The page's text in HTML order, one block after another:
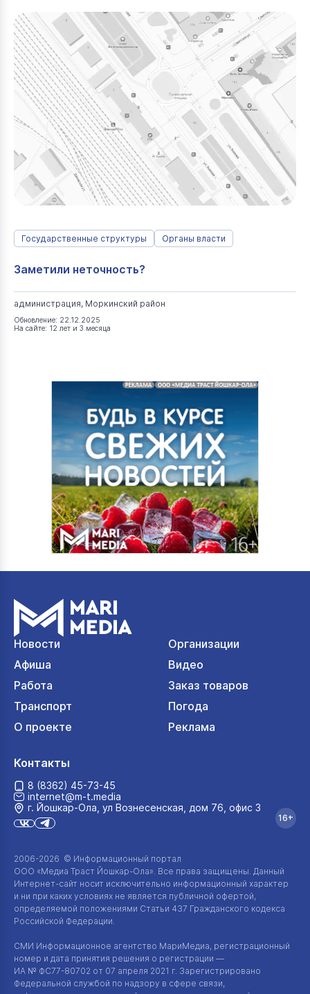
Государственные структуры Органы власти
Заметили неточность?
администрация, Моркинский район
Обновление: 22.12.2025
На сайте: 12 лет и 3 месяца
Новости
Организации
Афиша
Видео
Работа
Заказ товаров
Транспорт
Погода
О проекте
Реклама
2006-2026 © Информационный портал
ООО «Медиа Траст Йошкар-Ола». Все права защищены. Данный
Интернет-сайт носит исключительно информационный характер
и ни при каких условиях не является публичной офертой,
определяемой положениями Статьи 437 Гражданского кодекса
Российской Федерации.
СМИ Информационное агентство МариМедиа, регистрационный
номер и дата принятия решения о регистрации —
ИА № ФС77-80702 от 07 апреля 2021 г. Зарегистрировано
Федеральной службой по надзору в сфере связи,
Контакты
8 (8362) 45-73-45
internet@m-t.media
г. Йошкар‑Ола, ул Вознесенская, дом 76, офис 3
16+